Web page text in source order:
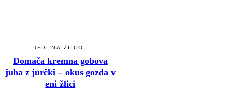
JEDI NA ŽLICO
Domača kremna gobova
juha z jurčki – okus gozda v
eni žlici